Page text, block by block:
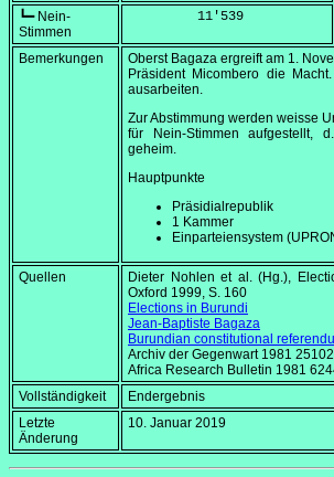
┗━ Nein-
Stimmen
         11'539
Bemerkungen Oberst Bagaza ergreift am 1.
Präsident Micombero die
ausarbeiten.
Zur Abstimmung werden weisse
für Nein-Stimmen aufgestellt,
geheim.
Hauptpunkte
Präsidialrepublik
1 Kammer
Einparteiensystem
Quellen Dieter Nohlen et al. (Hg.),
Oxford 1999, S. 160
Elections in Burundi
Jean-Baptiste Bagaza
Burundian constitutional
Archiv der Gegenwart 1981
Africa Research Bulletin 1981
Vollständigkeit
Endergebnis
Letzte
Änderung
10. Januar 2019